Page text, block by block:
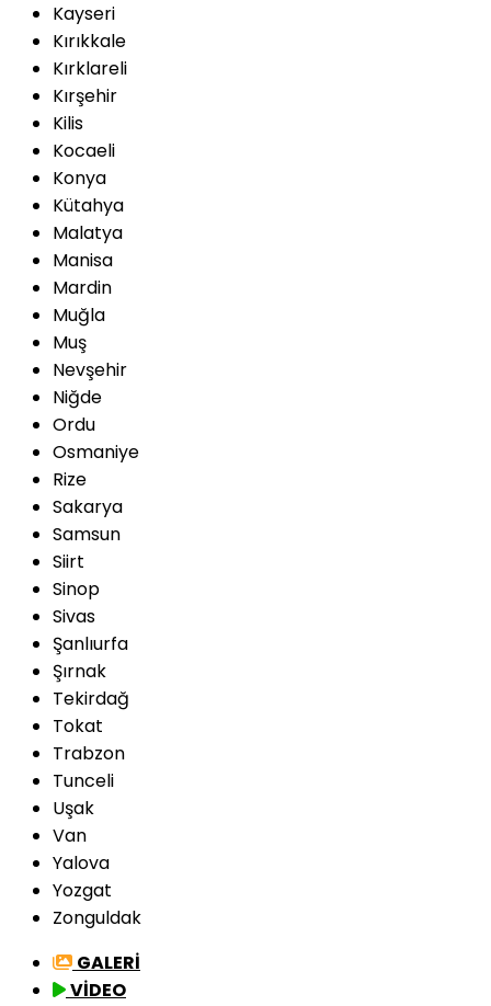
Kayseri
Kırıkkale
Kırklareli
Kırşehir
Kilis
Kocaeli
Konya
Kütahya
Malatya
Manisa
Mardin
Muğla
Muş
Nevşehir
Niğde
Ordu
Osmaniye
Rize
Sakarya
Samsun
Siirt
Sinop
Sivas
Şanlıurfa
Şırnak
Tekirdağ
Tokat
Trabzon
Tunceli
Uşak
Van
Yalova
Yozgat
Zonguldak
GALERİ
VİDEO